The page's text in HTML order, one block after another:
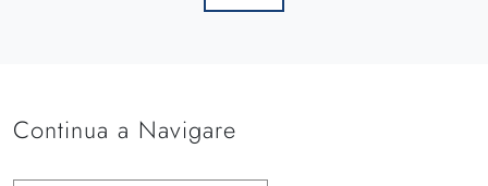
Continua a Navigare